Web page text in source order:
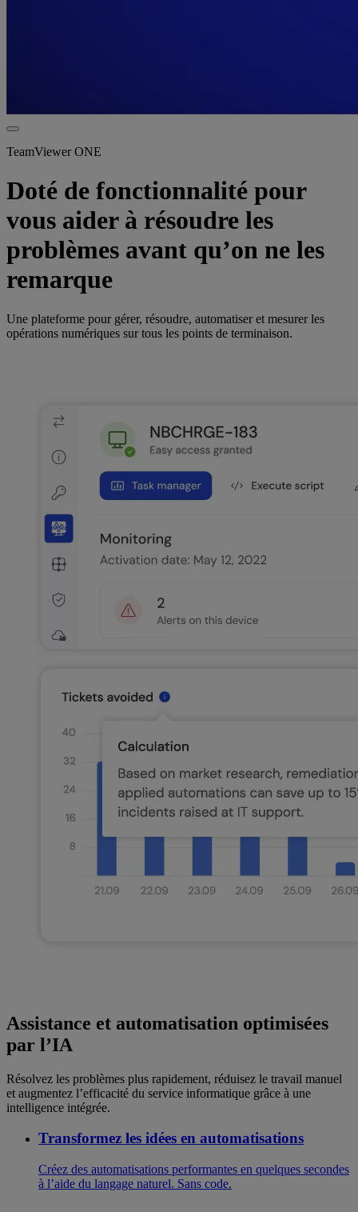
TeamViewer ONE
Doté de fonctionnalité pour
vous aider à résoudre les
problèmes avant qu’on ne les
remarque
Une plateforme pour gérer, résoudre, automatiser et mesurer les
opérations numériques sur tous les points de terminaison.
Assistance et automatisation optimisées
par l’IA
Résolvez les problèmes plus rapidement, réduisez le travail manuel
et augmentez l’efficacité du service informatique grâce à une
intelligence intégrée.
Transformez les idées en automatisations
Créez des automatisations performantes en quelques secondes
à l’aide du langage naturel. Sans code.